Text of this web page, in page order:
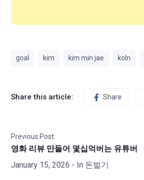
goal kim kim min jae koln
Share this article: Share
Previous Post:
영화 리뷰 만들어 몇십억버는 유튜버
January 15, 2026 - In 돈벌기